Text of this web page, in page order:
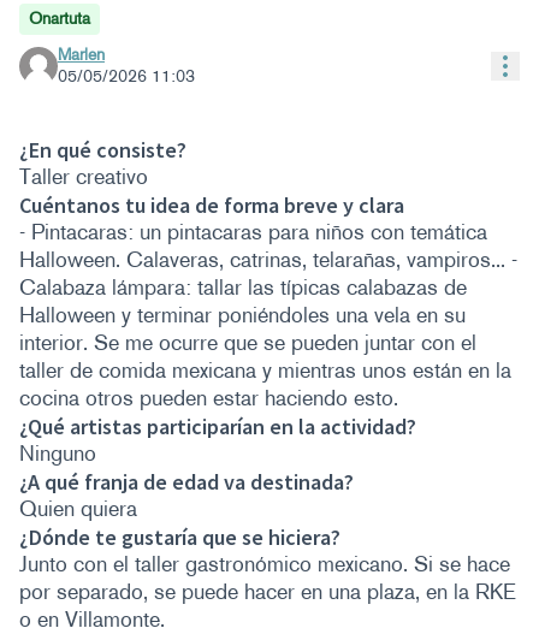
Onartuta
Marlen
05/05/2026 11:03
¿En qué consiste?
Taller creativo
Cuéntanos tu idea de forma breve y clara
- Pintacaras: un pintacaras para niños con temática
Halloween. Calaveras, catrinas, telarañas, vampiros... -
Calabaza lámpara: tallar las típicas calabazas de
Halloween y terminar poniéndoles una vela en su
interior. Se me ocurre que se pueden juntar con el
taller de comida mexicana y mientras unos están en la
cocina otros pueden estar haciendo esto.
¿Qué artistas participarían en la actividad?
Ninguno
¿A qué franja de edad va destinada?
Quien quiera
¿Dónde te gustaría que se hiciera?
Junto con el taller gastronómico mexicano. Si se hace
por separado, se puede hacer en una plaza, en la RKE
o en Villamonte.